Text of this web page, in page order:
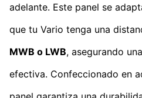
adelante. Este panel se
que tu Vario tenga una
MWB o LWB, asegurando
efectiva. Confeccionado en